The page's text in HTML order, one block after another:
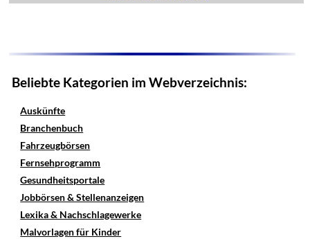
Beliebte Kategorien im Webverzeichnis:
Auskünfte
Branchenbuch
Fahrzeugbörsen
Fernsehprogramm
Gesundheitsportale
Jobbörsen & Stellenanzeigen
Lexika & Nachschlagewerke
Malvorlagen für Kinder